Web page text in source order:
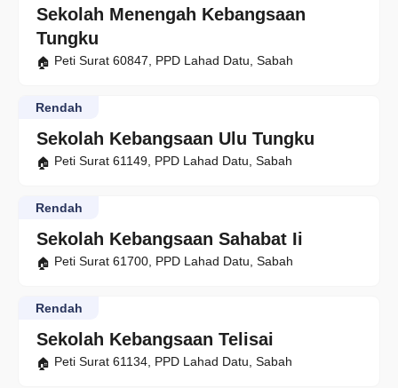
Sekolah Menengah Kebangsaan
Tungku
Peti Surat 60847, PPD Lahad Datu, Sabah
Sekolah Kebangsaan Ulu Tungku
Rendah
Peti Surat 61149, PPD Lahad Datu, Sabah
Sekolah Kebangsaan Sahabat Ii
Rendah
Peti Surat 61700, PPD Lahad Datu, Sabah
Sekolah Kebangsaan Telisai
Rendah
Peti Surat 61134, PPD Lahad Datu, Sabah